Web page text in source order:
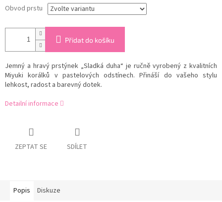
Obvod prstu
Přidat do košíku
Jemný a hravý prstýnek „Sladká duha“ je ručně vyrobený z kvalitních
Miyuki korálků v pastelových odstínech. Přináší do vašeho stylu
lehkost, radost a barevný dotek.
Detailní informace
ZEPTAT SE SDÍLET
Popis Diskuze